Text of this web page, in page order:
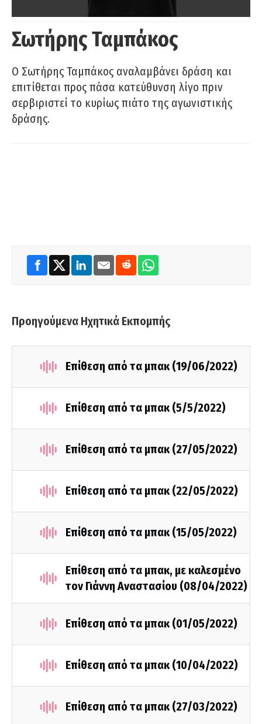
Σωτήρης Ταμπάκος
Ο Σωτήρης Ταμπάκος αναλαμβάνει δράση και
επιτίθεται προς πάσα κατεύθυνση λίγο πριν
σερβιριστεί το κυρίως πιάτο της αγωνιστικής
δράσης.
Προηγούμενα Ηχητικά Εκπομπής
Επίθεση από τα μπακ (19/06/2022)
Επίθεση από τα μπακ (5/5/2022)
Επίθεση από τα μπακ (27/05/2022)
Επίθεση από τα μπακ (22/05/2022)
Επίθεση από τα μπακ (15/05/2022)
Επίθεση από τα μπακ, με καλεσμένο
τον Γιάννη Αναστασίου (08/04/2022)
Επίθεση από τα μπακ (01/05/2022)
Επίθεση από τα μπακ (10/04/2022)
Επίθεση από τα μπακ (27/03/2022)